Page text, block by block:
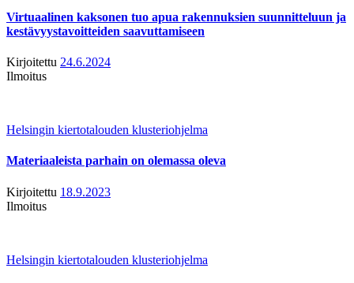
Virtuaalinen kaksonen tuo apua rakennuksien suunnitteluun ja
kestävyystavoitteiden saavuttamiseen
Kirjoitettu 24.6.2024
Ilmoitus
Helsingin kiertotalouden klusteriohjelma
Materiaaleista parhain on olemassa oleva
Kirjoitettu 18.9.2023
Ilmoitus
Helsingin kiertotalouden klusteriohjelma